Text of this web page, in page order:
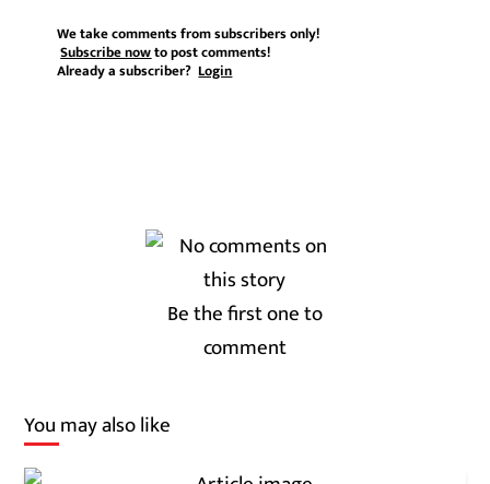
We take comments from subscribers only!
Subscribe nowto post comments!
Already a subscriber?Login
Be the first one to
comment
You may also like